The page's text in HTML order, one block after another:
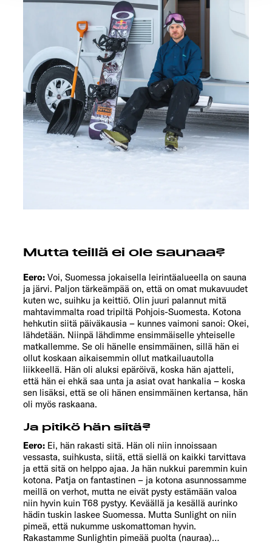
Ermöglichung der Seitennavigation erforderlich sind.
Mutta teillä ei ole saunaa?
Eero: Voi, Suomessa jokaisella leirintäalueella on sauna
ja järvi. Paljon tärkeämpää on, että on omat mukavuudet
kuten wc, suihku ja keittiö. Olin juuri palannut mitä
mahtavimmalta road tripiltä Pohjois-Suomesta. Kotona
hehkutin siitä päiväkausia – kunnes vaimoni sanoi: Okei,
lähdetään. Niinpä lähdimme ensimmäiselle yhteiselle
matkallemme. Se oli hänelle ensimmäinen, sillä hän ei
ollut koskaan aikaisemmin ollut matkailuautolla
liikkeellä. Hän oli aluksi epäröivä, koska hän ajatteli,
että hän ei ehkä saa unta ja asiat ovat hankalia – koska
sen lisäksi, että se oli hänen ensimmäinen kertansa, hän
oli myös raskaana.
Ja pitikö hän siitä?
Eero: Ei, hän rakasti sitä. Hän oli niin innoissaan
vessasta, suihkusta, siitä, että siellä on kaikki tarvittava
ja että sitä on helppo ajaa. Ja hän nukkui paremmin kuin
kotona. Patja on fantastinen – ja kotona asunnossamme
meillä on verhot, mutta ne eivät pysty estämään valoa
niin hyvin kuin T68 pystyy. Keväällä ja kesällä aurinko
hädin tuskin laskee Suomessa. Mutta Sunlight on niin
pimeä, että nukumme uskomattoman hyvin.
Rakastamme Sunlightin pimeää puolta (nauraa)…